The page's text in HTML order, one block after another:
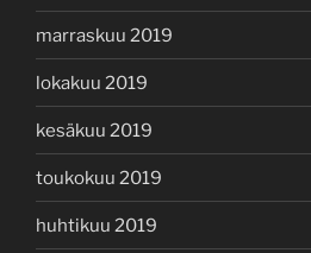
marraskuu 2019
lokakuu 2019
kesäkuu 2019
toukokuu 2019
huhtikuu 2019